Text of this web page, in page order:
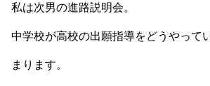
私は次男の進路説明会。
中学校が高校の出願指導をどうやって
まります。